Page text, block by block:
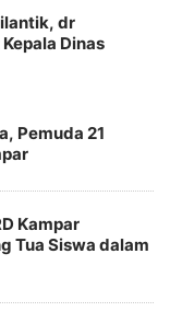
dr
Dinas
Pemuda 21
Kampar
Tua Siswa dalam